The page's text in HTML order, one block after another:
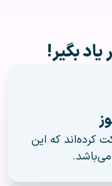
یاد بگیر!
شرکت کرده‌اند که این
می‌باشد.